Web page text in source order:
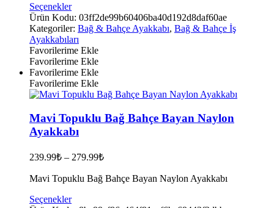
SeçeneklerBu
ürünün
birden
fazla
varyasyonu
var.
Seçenekler
ürün
sayfasından
Ürün Kodu: 03ff2de99b60406ba40d192d8daf60ae
Kategoriler: Bağ & Bahçe Ayakkabı, Bağ & Bahçe İş
Ayakkabıları
Favorilerime Ekle
Favorilerime Ekle
Favorilerime Ekle
Favorilerime Ekle
Mavi Topuklu Bağ Bahçe Bayan Naylon
Ayakkabı
239.99₺ – 279.99₺
Mavi Topuklu Bağ Bahçe Bayan Naylon Ayakkabı
SeçeneklerBu